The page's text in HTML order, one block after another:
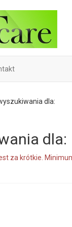
dla:
dla:
za krótkie.